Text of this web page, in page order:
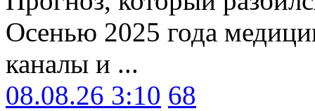
Осенью 2025 года
каналы и ...
08.08.26 3:10 68